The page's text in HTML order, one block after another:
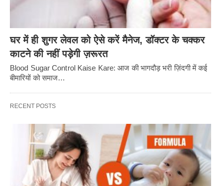
घर में ही शुगर लेवल को ऐसे करें मैनेज, डॉक्टर के चक्कर
काटने की नहीं पड़ेगी ज़रूरत
Blood Sugar Control Kaise Kare: आज की भागदौड़ भरी ज़िंदगी में कई
बीमारियों को समाज…
RECENT POSTS